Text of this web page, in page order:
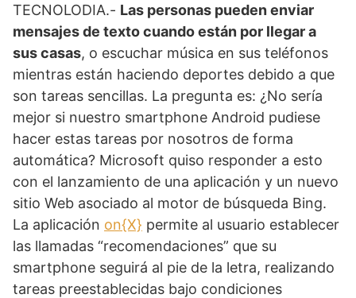
TECNOLODIA.- Las personas pueden enviar
mensajes de texto cuando están por llegar a
sus casas, o escuchar música en sus teléfonos
mientras están haciendo deportes debido a que
son tareas sencillas. La pregunta es: ¿No sería
mejor si nuestro smartphone Android pudiese
hacer estas tareas por nosotros de forma
automática? Microsoft quiso responder a esto
con el lanzamiento de una aplicación y un nuevo
sitio Web asociado al motor de búsqueda Bing.
La aplicación on{X} permite al usuario establecer
las llamadas “recomendaciones” que su
smartphone seguirá al pie de la letra, realizando
tareas preestablecidas bajo condiciones